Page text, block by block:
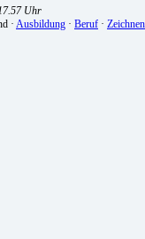
Uhr
· Ausbildung · Beruf · Zeichnen